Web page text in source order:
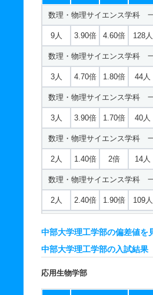
3人 1.80倍 1.80倍 7人
英語英米文化学科 一般 後期
2人 0.80倍 1倍 5人
英語英米文化学科 一般 共テ
2人 1.60倍 1.80倍 16人
英語英米文化学科 一般 共
2人 1.20倍 2.20倍 14人
英語英米文化学科 一般 共
2人 1.20倍 1.20倍 14人
英語英米文化学科 一般 共
機械工学科 一般 ニ 後期２
若干名 4.50倍 1.30倍 27人
機械工学科 一般 ニ 後期３
若干名 4.50倍 2倍 27人
機械工学科 一般 ニ 後期５
若干名 4.50倍 1.50倍 27人
機械工学科 推薦 公募制推薦
4人 1.10倍 － 16人
機械工学科 推薦 特技推薦
2人 － － －
機械工学科 推薦 公募制推薦
7人 1.50倍 － 47人
都市建設工学科 一般 前期Ａ
15人 4.30倍
数理・物理サイエンス学科
9人 3.90倍 4.60倍 128人
数理・物理サイエンス学科
3人 4.70倍 1.80倍 44人
数理・物理サイエンス学科
3人 3.90倍 1.70倍 40人
数理・物理サイエンス学科
2人 1.40倍 2倍 14人
数理・物理サイエンス学科
2人 2.40倍 1.90倍 109人
中部大学理工学部の偏差値を
中部大学理工学部の入試結果
応用生物学部